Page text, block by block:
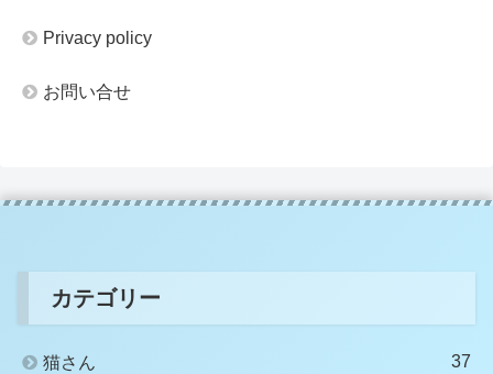
Privacy policy
お問い合せ
カテゴリー
猫さん 37